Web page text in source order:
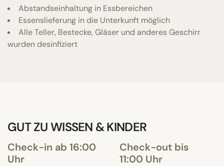
Abstandseinhaltung in Essbereichen
Essenslieferung in die Unterkunft möglich
Alle Teller, Bestecke, Gläser und anderes Geschirr
wurden desinfiziert
GUT ZU WISSEN & KINDER
Check-in ab 16:00
Uhr
Check-out bis
11:00 Uhr